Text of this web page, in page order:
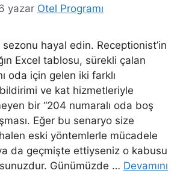
yazar Otel Programı
hayal edin. Receptionist’in
Excel tablosu, sürekli çalan
oda için gelen iki farklı
ve kat hizmetleriyle
bir “204 numaralı oda boş
Eğer bu senaryo size
eski yöntemlerle mücadele
da geçmişte ettiyseniz o kabusu
Günümüzde … Devamını